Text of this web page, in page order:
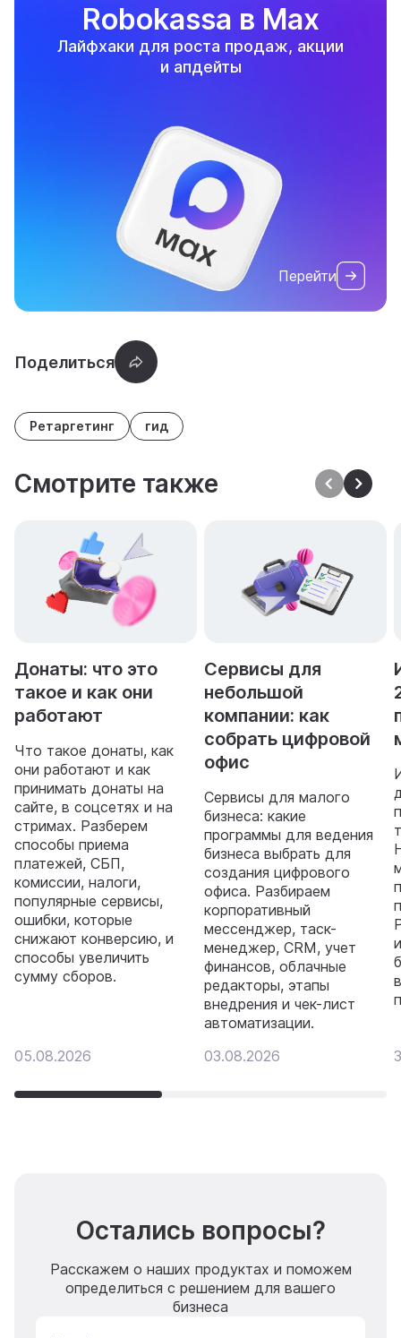
Robokassa в Max
Лайфхаки для роста продаж, акции
и апдейты
Перейти
Ретаргетинг гид
Смотрите также
Донаты: что это
такое и как они
работают
Что такое донаты, как
они работают и как
принимать донаты на
сайте, в соцсетях и на
стримах. Разберем
способы приема
платежей, СБП,
комиссии, налоги,
популярные сервисы,
ошибки, которые
снижают конверсию, и
способы увеличить
сумму сборов.
05.08.2026
Сервисы для
небольшой
компании: как
собрать цифровой
офис
Сервисы для малого
бизнеса: какие
программы для ведения
бизнеса выбрать для
создания цифрового
офиса. Разбираем
корпоративный
мессенджер, таск-
менеджер, CRM, учет
финансов, облачные
редакторы, этапы
внедрения и чек-лист
автоматизации.
03.08.2026
Остались вопросы?
Расскажем о наших продуктах и поможем
определиться с решением для вашего
бизнеса